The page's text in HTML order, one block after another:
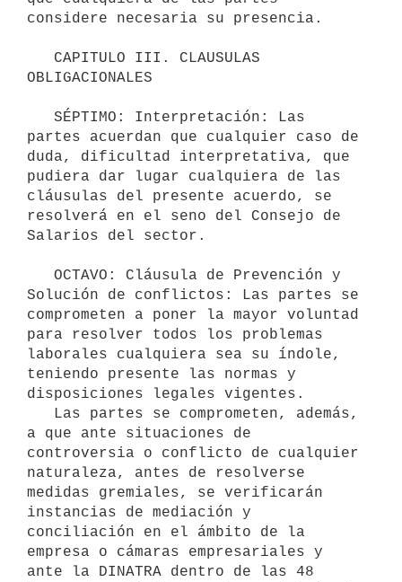
considere necesaria su presencia.
OBLIGACIONALES
partes acuerdan que cualquier caso de
duda, dificultad interpretativa, que
pudiera dar lugar cualquiera de las
cláusulas del presente acuerdo, se
resolverá en el seno del Consejo de
Salarios del sector.
Solución de conflictos: Las partes se
comprometen a poner la mayor voluntad
para resolver todos los problemas
laborales cualquiera sea su índole,
teniendo presente las normas y
disposiciones legales vigentes.
a que ante situaciones de
controversia o conflicto de cualquier
naturaleza, antes de resolverse
medidas gremiales, se verificarán
instancias de mediación y
conciliación en el ámbito de la
empresa o cámaras empresariales y
ante la DINATRA dentro de las 48